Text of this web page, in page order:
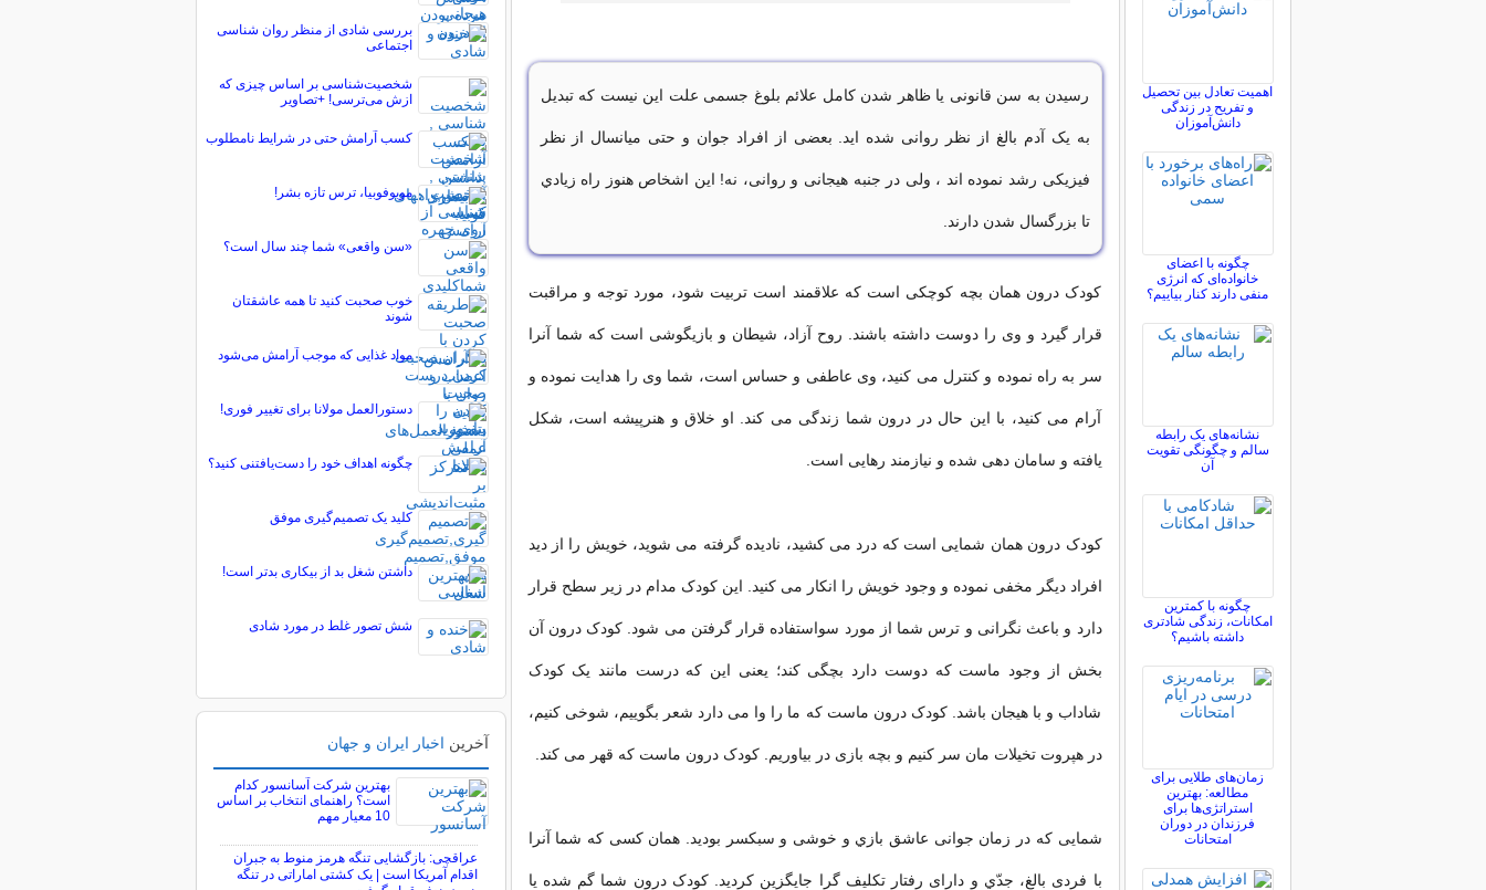
رسیدن به سن قانونی یا ظاهر شدن کامل علائم بلوغ جسمی علت این نیست که تبدیل
به یک آدم بالغ از نظر روانی شده اید. بعضی از افراد جوان و حتی میانسال از نظر
فیزیکی رشد نموده اند ، ولی در جنبه هیجانی و روانی، نه! این اشخاص هنوز راه زيادي
تا بزرگسال شدن دارند.
کودک درون همان بچه کوچکی است که علاقمند است تربیت شود، مورد توجه و مراقبت
قرار گیرد و وی را دوست داشته باشند. روح آزاد، شیطان و بازیگوشی است که شما آنرا
سر به راه نموده و کنترل می کنید، وی عاطفی و حساس است، شما وی را هدایت نموده و
آرام می کنید، با این حال در درون شما زندگی می کند. او خلاق و هنرپیشه است، شکل
یافته و سامان دهی شده و نیازمند رهایی است.
کودک درون همان شمایی است که درد می کشید، نادیده گرفته می شوید، خویش را از دید
افراد دیگر مخفی نموده و وجود خویش را انکار می کنید. این کودک مدام در زیر سطح قرار
دارد و باعث نگرانی و ترس شما از مورد سواستفاده قرار گرفتن می شود. کودک درون آن
بخش از وجود ماست که دوست دارد بچگی کند؛ یعنی این که درست مانند یک کودک
شاداب و با هیجان باشد. کودک درون ماست که ما را وا می دارد شعر بگوییم، شوخی کنیم،
در هپروت تخیلات مان سر کنیم و بچه بازی در بیاوریم. کودک درون ماست که قهر می کند.
شمایی که در زمان جوانی عاشق بازي و خوشی و سبکسر بودید. همان کسی که شما آنرا
با فردی بالغ، جدّي و دارای رفتار تکلیف گرا جایگزین کردید. کودک درون شما گم شده یا
اهمیت تعادل بین تحصیل
و تفریح در زندگی
دانش‌آموزان
چگونه با اعضای
خانواده‌ای که انرژی
منفی دارند کنار بیاییم؟
نشانه‌های یک رابطه
سالم و چگونگی تقویت
آن
چگونه با کمترین
امکانات، زندگی شادتری
داشته باشیم؟
زمان‌های طلایی برای
مطالعه: بهترین
استراتژی‌ها برای
فرزندان در دوران
امتحانات
بررسی شادی از منظر روان شناسی
اجتماعی
شخصیت‌شناسی بر اساس چیزی که
ازش می‌ترسی! +تصاویر
کسب آرامش حتی در شرایط نامطلوب
موبوفوبیا، ترس تازه بشر!
«سن واقعی» شما چند سال است؟
خوب صحبت کنید تا همه عاشقتان
شوند
مواد غذایی که موجب آرامش می‌شود
دستورالعمل مولانا برای تغییر فوری!
چگونه اهداف خود را دست‌یافتنی کنید؟
کلید یک تصمیم‌گیری موفق
داشتن شغل بد از بیکاری بدتر است!
شش تصور غلط در مورد شادی
آخرین اخبار ایران و جهان
بهترین شرکت آسانسور کدام
است؟ راهنمای انتخاب بر اساس
10 معیار مهم
عراقچی: بازگشایی تنگه هرمز منوط به جبران
اقدام آمریکا است | یک کشتی اماراتی در تنگه